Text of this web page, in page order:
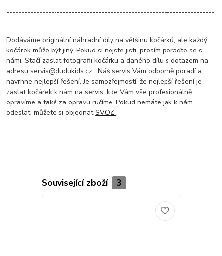
----------------------------------------------------------------------
--------------
Dodáváme originální náhradní díly na většinu kočárků, ale každý
kočárek může být jiný. Pokud si nejste jisti, prosím poraďte se s
námi. Stačí zaslat fotografii kočárku a daného dílu s dotazem na
adresu servis@dudukids.cz. Náš servis Vám odborně poradí a
navrhne nejlepší řešení. Je samozřejmostí, že nejlepší řešení je
zaslat kočárek k nám na servis, kde Vám vše profesionálně
opravíme a také za opravu ručíme. Pokud nemáte jak k nám
odeslat, můžete si objednatSVOZ.
Související zboží 3